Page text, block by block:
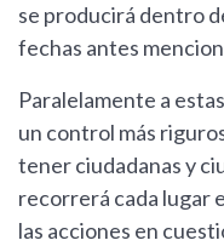
se producirá dentro
fechas antes
Paralelamente a
un control más
tener ciudadanas y
recorrerá cada lugar
las acciones en